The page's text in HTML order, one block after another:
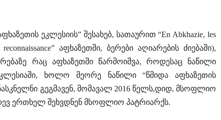
ეკლესიის” შესახებ, სათაურით “En Abkhazie, les
აფხაზეთში, ბერები აღიარების ძიებაში),
რაც აფხაზეთში წარმოიშვა, როდესაც ნაწილი
ხოლო მეორე ნაწილი “წმიდა აფხაზეთის
გეგმავენ, მომავალ 2016 წელს,დიდ, მსოფლიო
ერთხელ შეხვდნენ მსოფლიო პატრიარქს.